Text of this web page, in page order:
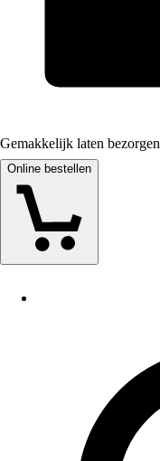
Gemakkelijk laten bezorgen
Online bestellen